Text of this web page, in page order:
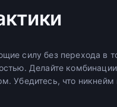
силу без перехода в
Делайте
Убедитесь, что